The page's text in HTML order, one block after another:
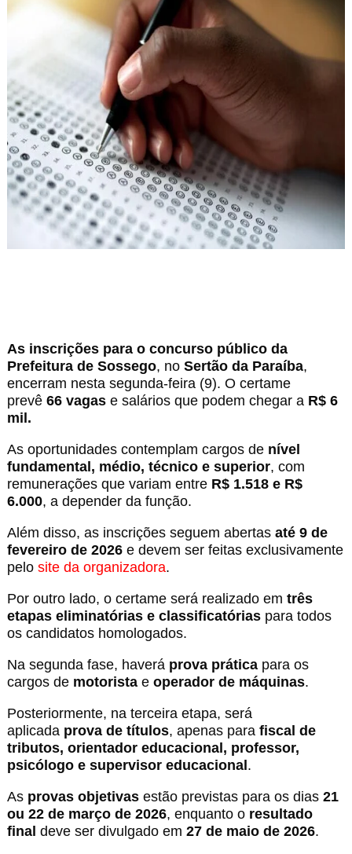
As inscrições para o concurso público da
Prefeitura de Sossego, no Sertão da Paraíba,
encerram nesta segunda-feira (9). O certame
prevê 66 vagase salários que podem chegar a R$ 6
mil.
As oportunidades contemplam cargos de nível
fundamental, médio, técnico e superior, com
remunerações que variam entre R$ 1.518 e R$
6.000, a depender da função.
Além disso, as inscrições seguem abertas até 9 de
fevereiro de 2026e devem ser feitas exclusivamente
pelo site da organizadora.
Por outro lado, o certame será realizado em três
etapas eliminatórias e classificatóriaspara todos
os candidatos homologados.
Na segunda fase, haverá prova práticapara os
cargos de motoristae operador de máquinas.
Posteriormente, na terceira etapa, será
aplicada prova de títulos, apenas para fiscal de
tributos, orientador educacional, professor,
psicólogo e supervisor educacional .
As provas objetivasestão previstas para os dias 21
ou 22 de março de 2026, enquanto o resultado
final deve ser divulgado em 27 de maio de 2026.